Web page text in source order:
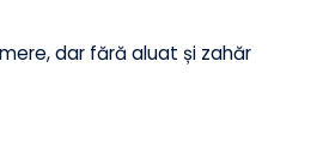
preparatul discret și reduce
în air fryer
sănătoase, fără ulei, fără